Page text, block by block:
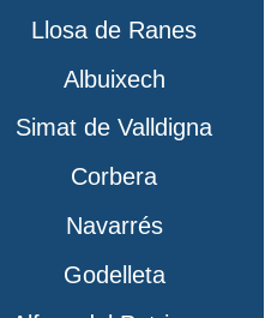
Llosa de Ranes
Albuixech
Simat de Valldigna
Corbera
Navarrés
Godelleta